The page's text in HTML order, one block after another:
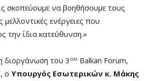
σκοπεύουμε να βοηθήσουμε τους
μελλοντικές ενέργειες που
την ίδια κατεύθυνση.»
διοργάνωση του 3 ου Balkan Forum,
ο Υπουργός Εσωτερικών κ. Μάκης